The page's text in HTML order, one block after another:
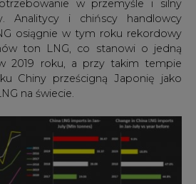
pomimo COVID-19, wzrósł
napędzany głównie przez sektor
maja powrócił do poziomów z
więcej dostaw LNG gazu z
głównie w formule spot,